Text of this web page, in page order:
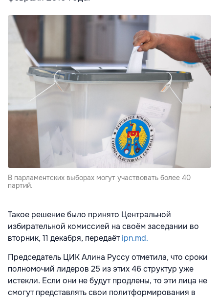
В парламентских выборах могут участвовать более 40
партий.
Такое решение было принято Центральной
избирательной комиссией на своём заседании во
вторник, 11 декабря, передаётipn.md.
Председатель ЦИК Алина Руссу отметила, что сроки
полномочий лидеров 25 из этих 46 структур уже
истекли. Если они не будут продлены, то эти лица не
смогут представлять свои политформирования в